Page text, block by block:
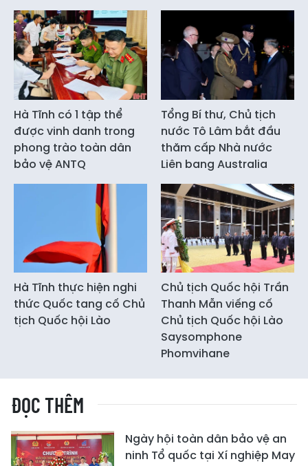
Hà Tĩnh có 1 tập thể
được vinh danh trong
phong trào toàn dân
bảo vệ ANTQ
Tổng Bí thư, Chủ tịch
nước Tô Lâm bắt đầu
thăm cấp Nhà nước
Liên bang Australia
Hà Tĩnh thực hiện nghi
thức Quốc tang cố Chủ
tịch Quốc hội Lào
Chủ tịch Quốc hội Trần
Thanh Mẫn viếng cố
Chủ tịch Quốc hội Lào
Saysomphone
Phomvihane
ĐỌC THÊM
Ngày hội toàn dân bảo vệ an
ninh Tổ quốc tại Xí nghiệp May